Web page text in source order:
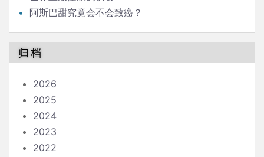
阿斯巴甜究竟会不会致癌？
归档
2026
2025
2024
2023
2022